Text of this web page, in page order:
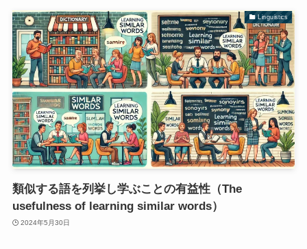
Linguistics
類似する語を列挙し学ぶことの有益性（The
usefulness of learning similar words）
2024年5月30日